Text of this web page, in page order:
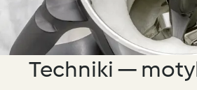
Techniki —